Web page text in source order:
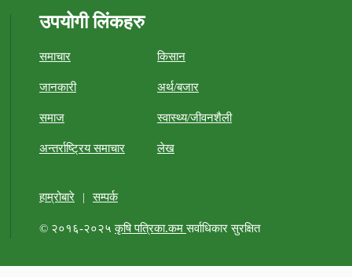
उपयोगी लिंकहरु
समाचार किसान
जानकारी अर्थ/बजार
समाज स्वास्थ्य/जीवनशैली
अन्तर्राष्ट्रिय समाचार लेख
हाम्रोबारे | सम्पर्क
© २०१६-२०२५कृषि पत्रिका.कमसर्वाधिकार सुरक्षित